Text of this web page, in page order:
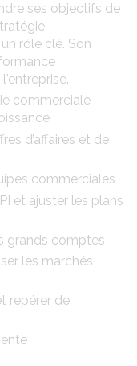
ses objectifs de
rôle clé. Son
commerciale
d’affaires et de
commerciales
et ajuster les plans
grands comptes
les marchés
repérer de